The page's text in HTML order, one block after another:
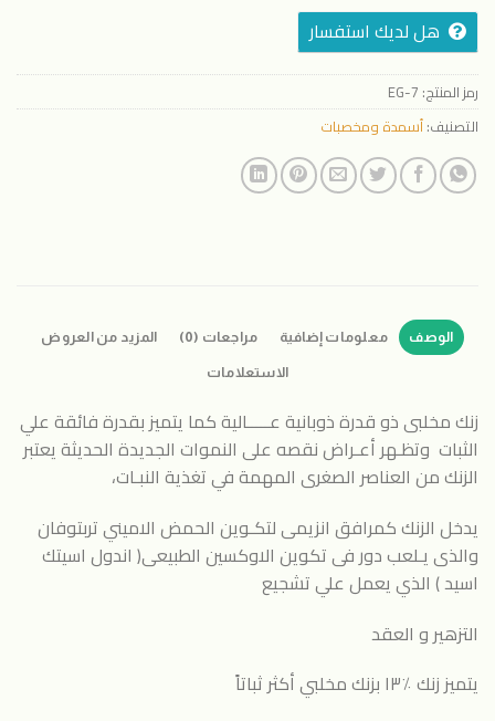
هل لديك استفسار
رمز المنتج: EG-7
التصنيف:أسمدة ومخصبات
الوصف معلومات إضافية مراجعات (0) المزيد من العروض
الاستعلامات
زنك مخلبى ذو قدرة ذوبانية عـــــالية كما يتميز بقدرة فائقة علي
الثبات وتظـهر أعـراض نقصه على النموات الجديدة الحديثة يعتبر
الزنك من العناصر الصغرى المهمة في تغذية النبـات،
يدخل الزنك كمرافق انزيمى لتكـوين الحمض الاميني تربتوفان
والذى يـلعب دور فى تكوين الاوكسين الطبيعى( اندول اسيتك
اسيد ) الذي يعمل علي تشجيع
التزهير و العقد
يتميز زنك ٪١٣ بزنك مخلبي أكثر ثباتاً